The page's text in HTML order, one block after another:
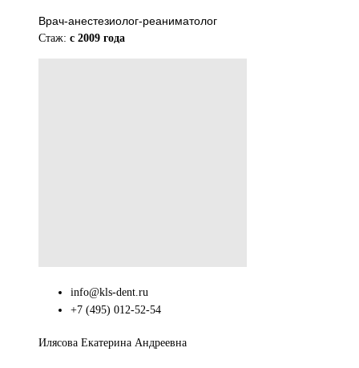
Врач-анестезиолог-реаниматолог
Стаж: с 2009 года
info@kls-dent.ru
+7 (495) 012-52-54
Илясова Екатерина Андреевна